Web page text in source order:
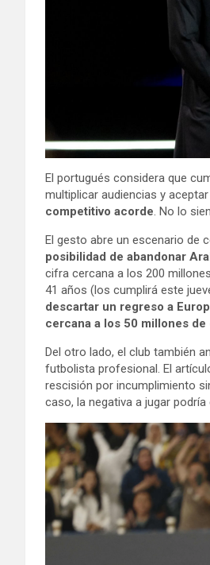
El portugués considera que
multiplicar audiencias y
competitivo acorde. No lo
El gesto abre un escenario de
posibilidad de abandonar
cifra cercana a los 200
41 años (los cumplirá este
descartar un regreso a
cercana a los 50 millones de
Del otro lado, el club también
futbolista profesional. El
rescisión por incumplimiento
caso, la negativa a jugar